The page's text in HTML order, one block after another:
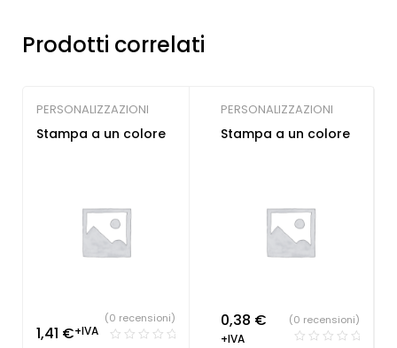
Prodotti correlati
PERSONALIZZAZIONI
Stampa a un colore
1,41 €+IVA
(0 recensioni)
PERSONALIZZAZIONI
Stampa a un colore
0,38 €
+IVA
(0 recensioni)